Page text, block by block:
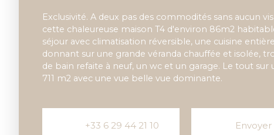
Exclusivité. A deux pas des commodités sans aucun
cette chaleureuse maison T4 d'environ 86m2
séjour avec climatisation réversible, une cuisine
donnant sur une grande véranda chauffée et isolée,
de bain refaite à neuf, un wc et un garage. Le tout
711 m2 avec une vue belle vue dominante.
+33 6 29 44 21 10